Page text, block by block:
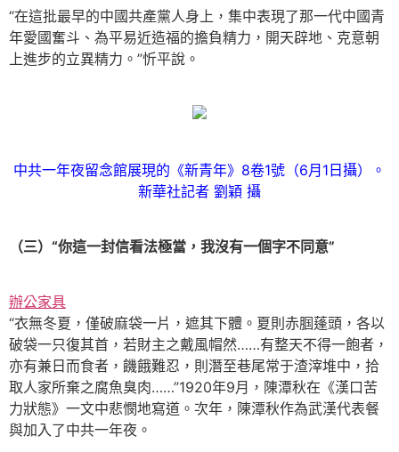
“在這批最早的中國共產黨人身上，集中表現了那一代中國青
年愛國奮斗、為平易近造福的擔負精力，開天辟地、克意朝
上進步的立異精力。”忻平說。
中共一年夜留念館展現的《新青年》8卷1號（6月1日攝）。
新華社記者 劉穎 攝
（三）“你這一封信看法極當，我沒有一個字不同意”
辦公家具
“衣無冬夏，僅破麻袋一片，遮其下體。夏則赤腘蓬頭，各以
破袋一只復其首，若財主之戴風帽然……有整天不得一飽者，
亦有兼日而食者，饑餓難忍，則潛至巷尾常于渣滓堆中，拾
取人家所棄之腐魚臭肉……”1920年9月，陳潭秋在《漢口苦
力狀態》一文中悲憫地寫道。次年，陳潭秋作為武漢代表餐
與加入了中共一年夜。